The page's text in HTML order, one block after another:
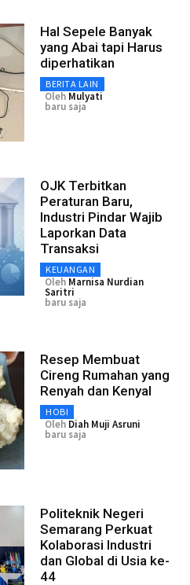
Hal Sepele Banyak
yang Abai tapi Harus
diperhatikan
BERITA LAIN
Oleh Mulyati
baru saja
OJK Terbitkan
Peraturan Baru,
Industri Pindar Wajib
Laporkan Data
Transaksi
KEUANGAN
Oleh Marnisa Nurdian
Saritri
baru saja
Resep Membuat
Cireng Rumahan yang
Renyah dan Kenyal
HOBI
Oleh Diah Muji Asruni
baru saja
Politeknik Negeri
Semarang Perkuat
Kolaborasi Industri
dan Global di Usia ke-
44